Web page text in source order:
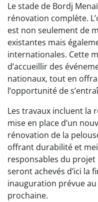
Le stade de Bordj
rénovation complète.
est non seulement de
existantes mais
internationales. Cette
d’accueillir des
nationaux, tout en
l’opportunité de
Les travaux incluent la
mise en place d’un
rénovation de la
offrant durabilité et
responsables du
seront achevés d’ici la
inauguration prévue
prochaine.